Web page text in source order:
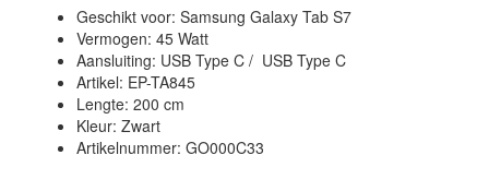
Geschikt voor: Samsung Galaxy Tab S7
Vermogen: 45 Watt
Aansluiting: USB Type C / USB Type C
Artikel: EP-TA845
Lengte: 200 cm
Kleur: Zwart
Artikelnummer: GO000C33